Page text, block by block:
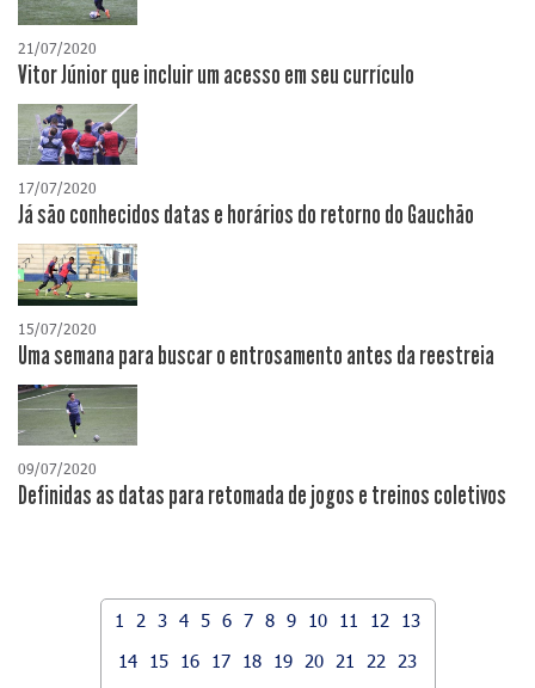
21/07/2020
Vitor Júnior que incluir um acesso em seu currículo
17/07/2020
Já são conhecidos datas e horários do retorno do Gauchão
15/07/2020
Uma semana para buscar o entrosamento antes da reestreia
09/07/2020
Definidas as datas para retomada de jogos e treinos coletivos
1 2 3 4 5 6 7 8 9 10 11 12
13
14
15 16 17 18 19 20 21 22
23